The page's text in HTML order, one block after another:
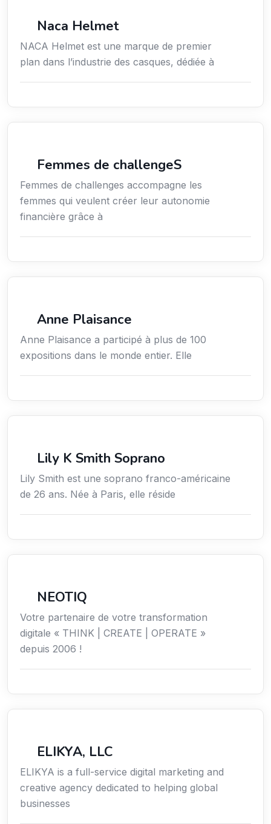
Naca Helmet
NACA Helmet est une marque de premier
plan dans l’industrie des casques, dédiée à
Femmes de challengeS
Femmes de challenges accompagne les
femmes qui veulent créer leur autonomie
financière grâce à
Anne Plaisance
Anne Plaisance a participé à plus de 100
expositions dans le monde entier. Elle
Lily K Smith Soprano
Lily Smith est une soprano franco-américaine
de 26 ans. Née à Paris, elle réside
NEOTIQ
Votre partenaire de votre transformation
digitale « THINK | CREATE | OPERATE »
depuis 2006 !
ELIKYA, LLC
ELIKYA is a full-service digital marketing and
creative agency dedicated to helping global
businesses